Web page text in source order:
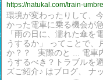
https://natukal.com/train-
環境が変わったりして、
かった電車に乗る機会が
「雨の日に、濡れた傘を
うするか」 ってことで、
か？？ 実際のと ... 電車
うするべき？トラブルを
ズご紹介♪ はブログ、 ナ